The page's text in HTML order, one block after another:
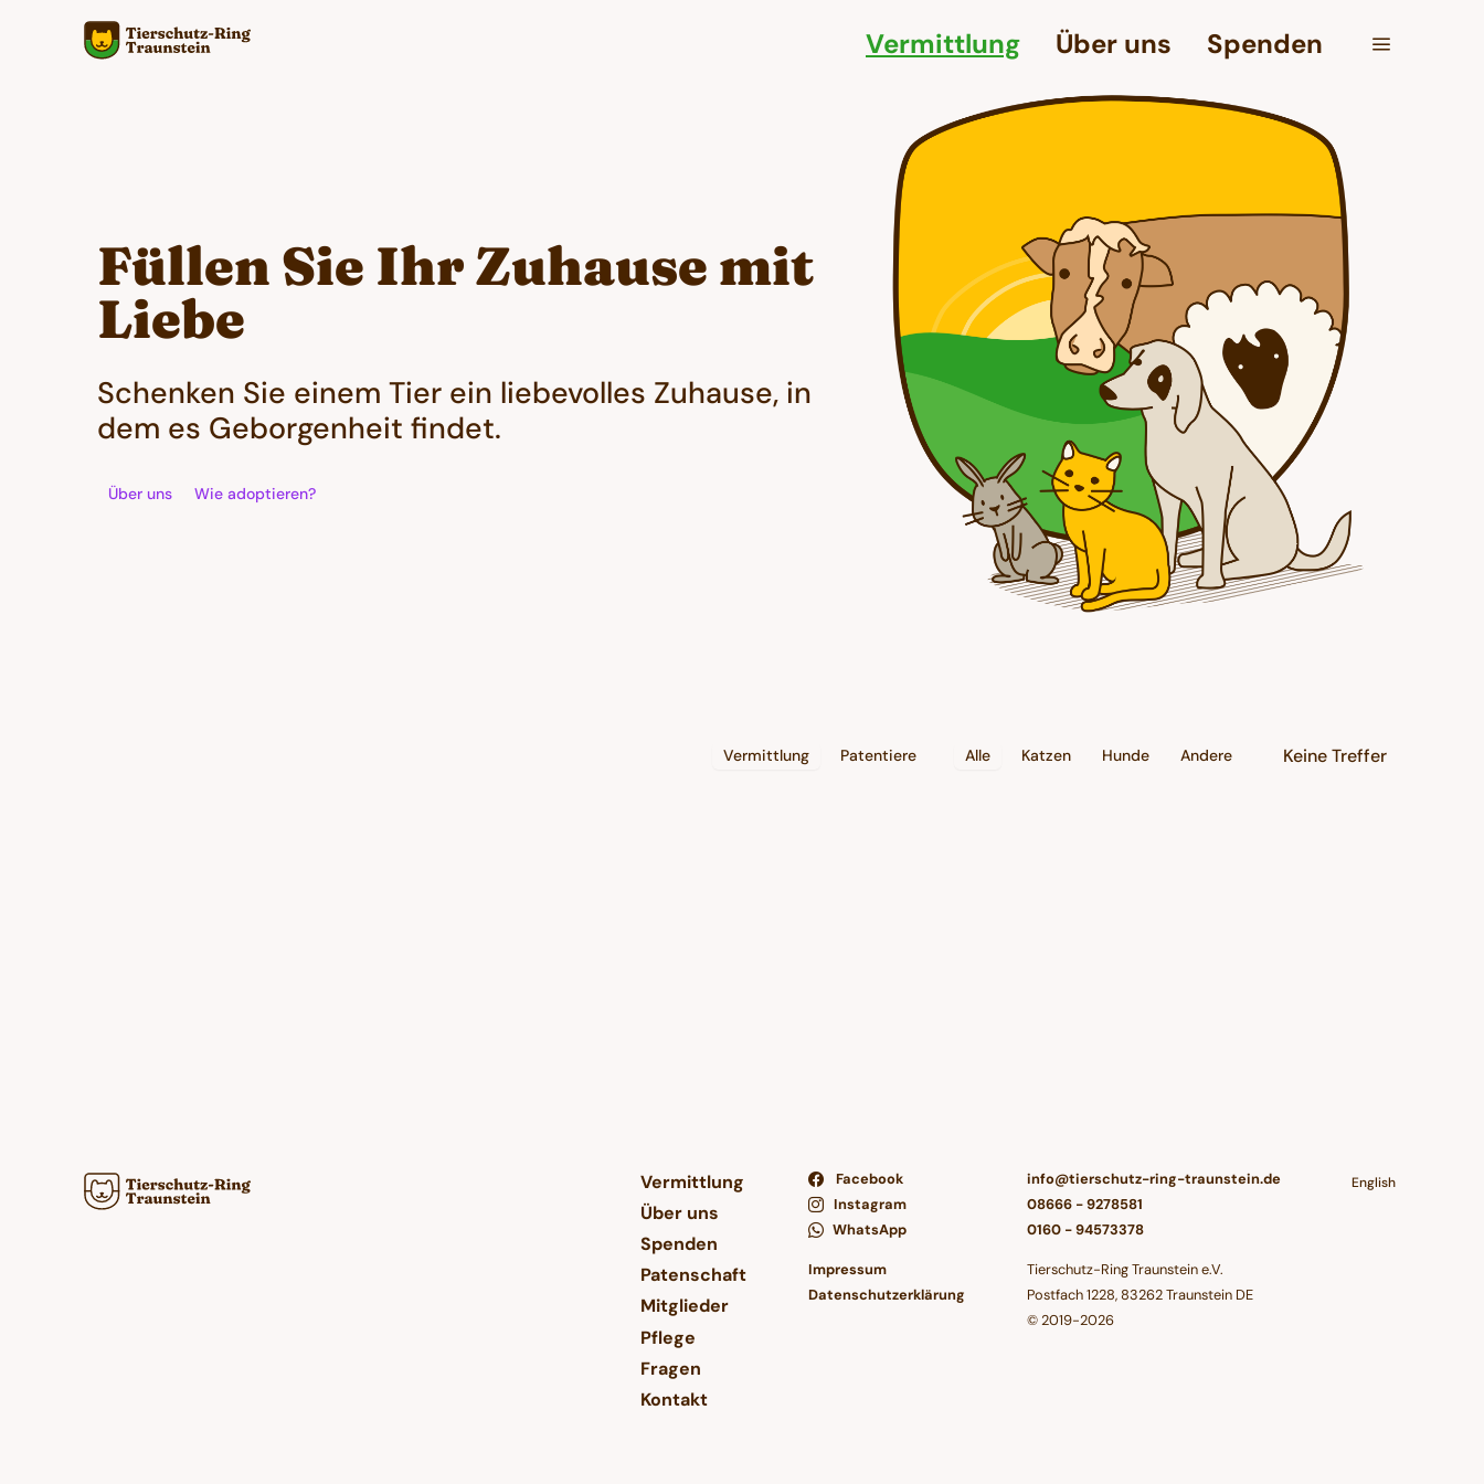
Vermittlung Über uns Spenden
Füllen Sie Ihr Zuhause mit
Liebe
Schenken Sie einem Tier ein liebevolles Zuhause, in
dem es Geborgenheit findet.
Über uns Wie adoptieren?
Vermittlung Patentiere Alle Katzen Hunde Andere Keine Treffer
Vermittlung
Über uns
Spenden
Patenschaft
Mitglieder
Pflege
Fragen
Kontakt
Facebook
Instagram
WhatsApp
Impressum
Datenschutzerklärung
info@tierschutz-ring-traunstein.de
08666 - 9278581
0160 - 94573378
Tierschutz-Ring Traunstein e.V.
Postfach 1228, 83262 Traunstein DE
© 2019-2026
English